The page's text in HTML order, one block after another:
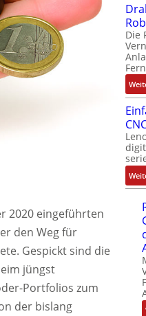
2020 eingeführten
den Weg für
Gespickt sind die
jüngst
Portfolios zum
der bislang
Die